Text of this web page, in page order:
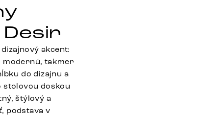
akcent:
modernú, takmer
do dizajnu a
stolovou doskou
štýlový a
podstava v